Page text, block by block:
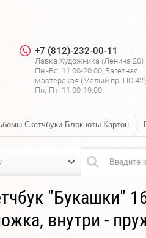
+7 (812)-232-00-11
Лавка Художника (Ленина 20)
Пн.-Вс. 11.00-20.00, Багетная
мастерская (Малый пр. ПС 42)
Пн.-Пт. 11.00-19.00
Скетчбуки Блокноты Картон
"Букашки"
внутри -